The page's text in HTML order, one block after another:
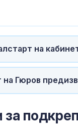
на
на Гюров
за